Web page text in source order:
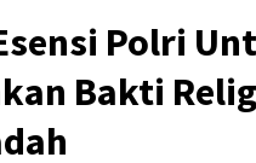
Polri
Bakti